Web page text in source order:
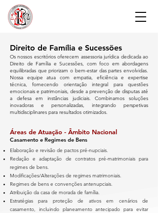
Direito de Família e Sucessões
Os nossos escritórios oferecem assessoria jurídica dedicada ao
Direito de Família e Sucessões, com foco em abordagens
equilibradas que priorizam o bem-estar das partes envolvidas.
Nossa equipe atua com empatia, eficiência e expertise
técnica, fornecendo orientação integral para questões
emocionais e patrimoniais, desde a prevenção de disputas até
a defesa em instâncias judiciais.Combinamos soluções
inovadoras e personalizadas, integrando perspetivas
multidisciplinares para resultados otimizados.
Áreas de Atuação - Âmbito Nacional
Casamento e Regimes de Bens
Elaboração e revisão de pactos pré-nupciais.
Redação e adaptação de contratos pré-matrimoniais para
regimes de bens.
Modificações/Alterações de regimes matrimoniais.
Regimes de bens e convenções antenupciais.
Atribuição da casa de morada de família.
Estratégias para proteção de ativos em cenários de
casamento, incluindo planeamento antecipado para evitar